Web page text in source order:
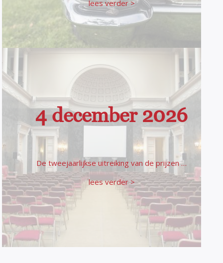
lees verder >
4 december 2026
De tweejaarlijkse uitreiking van de prijzen …
lees verder >